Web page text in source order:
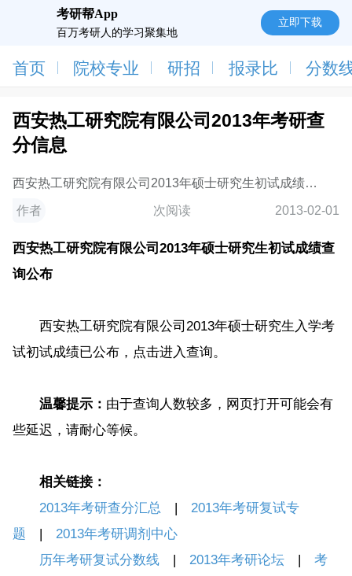
考研帮App
百万考研人的学习聚集地
立即下载
首页 院校专业 研招 报录比 分数
西安热工研究院有限公司2013年考研查
分信息
西安热工研究院有限公司2013年硕士研究生初试成绩查
询公布。
作者 次阅读 2013-02-01
西安热工研究院有限公司2013年硕士研究生初试成绩查
询公布
西安热工研究院有限公司2013年硕士研究生入学考
试初试成绩已公布，点击进入查询。
温馨提示： 由于查询人数较多，网页打开可能会有
些延迟，请耐心等候。
相关链接：
2013年考研查分汇总 | 2013年考研复试专
题 | 2013年考研调剂中心
历年考研复试分数线| 2013年考研论坛| 考